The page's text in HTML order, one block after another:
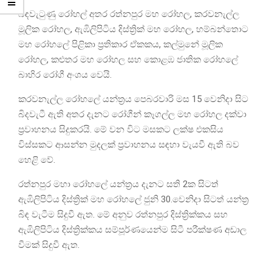
බිඳවැටුණු රෝහල් අතර රත්නපුර මහ රෝහල, කරවනැල්ල
මූලික රෝහල, ඇඹිලිපිටිය දිස්ත්‍රික් මහ රෝහල, හම්බන්තොට
මහ රෝහ‍ලේ පිළිකා ප්‍රතිකාර ඒකකය, කල්මුනේ මූලික
රෝහල, කළුතර මහ රෝහල සහ කොළඹ ජාතික රෝහලේ
බාහිර රෝගී අංශය වෙයි.
කරවනැල්ල රෝහලේ යන්ත්‍රය පෙබරවාරි මස 15 වෙනිදා සිට
බිදවැටී ඇති අතර දැනට රෝගීන් කෑගල්ල මහ රෝහල දක්වා
ප්‍රවාහනය සිදුකරයි. මේ වන විට මසකට ලක්ෂ එකසිය
විස්සකට ආසන්න මුදලක් ප්‍රවාහනය සඳහා වැයවී ඇති බව
හෙළි වේ.
රත්නපුර මහා රෝහලේ යන්ත්‍රය දැනට සති 2ක සිටත්
ඇඹිලිපිටිය දිස්ත්‍රික් මහ රෝහලේ ජුනි 30.වෙනිදා සිටත් යන්ත්‍ර
බිඳ වැටීම සිදුවී ඇත. මේ අනුව රත්නපුර දිස්ත්‍රික්කය සහ
ඇඹිලිපිටිය දිස්ත්‍රික්කය සම්පූර්ණයෙන්ම සිටී පරීක්ෂණ අඩාල
වීමක් සිදුවී ඇත.